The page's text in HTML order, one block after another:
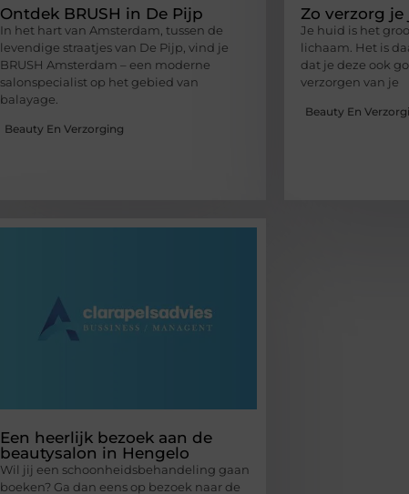
Ontdek BRUSH in De Pijp
In het hart van Amsterdam, tussen de
levendige straatjes van De Pijp, vind je
BRUSH Amsterdam – een moderne
salonspecialist op het gebied van
balayage.
Beauty En Verzorging
Zo verzorg
Je huid is het
lichaam. Het is
dat je deze ook
verzorgen van je
Beauty En
Een heerlijk bezoek aan de
beautysalon in Hengelo
Wil jij een schoonheidsbehandeling gaan
boeken? Ga dan eens op bezoek naar de